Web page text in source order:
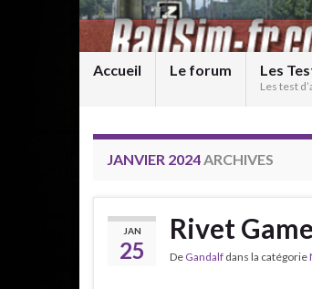
Accueil Le forum Les
Les test
JANVIER 2024ARCHIVES
JAN
25
Rivet
De Gandalf dans la catégorie